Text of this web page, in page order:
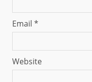
Email *
Website